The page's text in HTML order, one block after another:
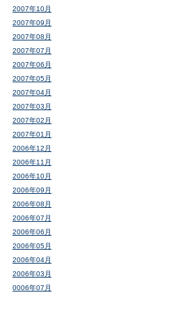
2007年10月
2007年09月
2007年08月
2007年07月
2007年06月
2007年05月
2007年04月
2007年03月
2007年02月
2007年01月
2006年12月
2006年11月
2006年10月
2006年09月
2006年08月
2006年07月
2006年06月
2006年05月
2006年04月
2006年03月
0006年07月